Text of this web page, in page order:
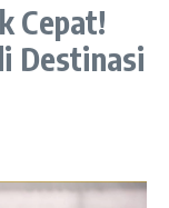
Cepat!
Destinasi